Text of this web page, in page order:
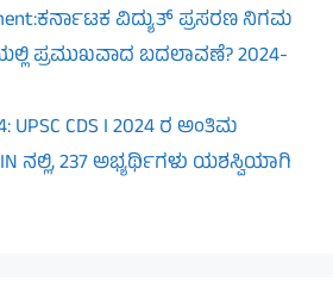
ವಿದ್ಯುತ್‌ ಪ್ರಸರಣ ನಿಗಮ
ಪ್ರಮುಖವಾದ ಬದಲಾವಣೆ? 2024-
UPSC CDS I 2024 ರ ಅಂತಿಮ
ನಲ್ಲಿ, 237 ಅಭ್ಯರ್ಥಿಗಳು ಯಶಸ್ವಿಯಾಗಿ